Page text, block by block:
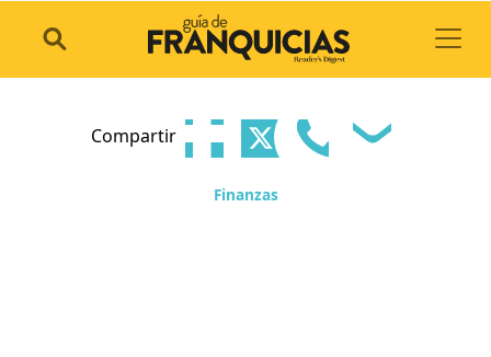
Compartir
Finanzas